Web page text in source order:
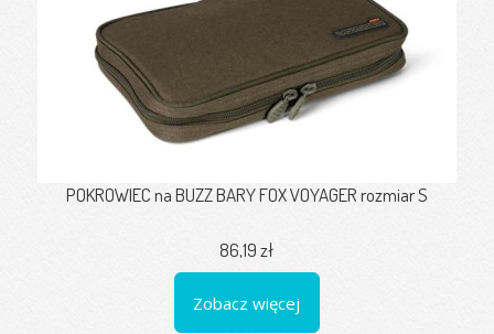
POKROWIEC na BUZZ BARY FOX VOYAGER rozmiar S
86,19 zł
Zobacz więcej